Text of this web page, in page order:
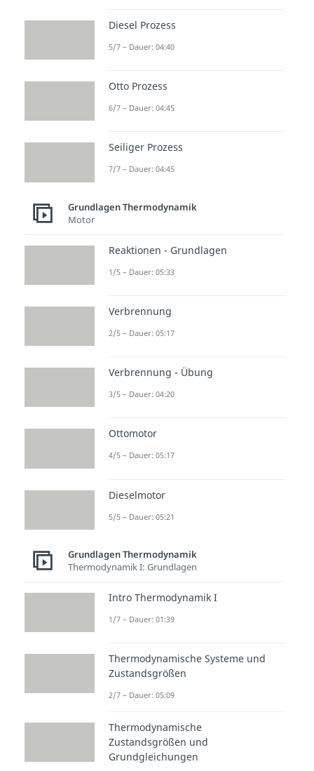
Diesel Prozess
5/7 – Dauer: 04:40
Otto Prozess
6/7 – Dauer: 04:45
Seiliger Prozess
7/7 – Dauer: 04:45
Grundlagen Thermodynamik
Motor
Reaktionen - Grundlagen
1/5 – Dauer: 05:33
Verbrennung
2/5 – Dauer: 05:17
Verbrennung - Übung
3/5 – Dauer: 04:20
Ottomotor
4/5 – Dauer: 05:17
Dieselmotor
5/5 – Dauer: 05:21
Grundlagen Thermodynamik
Thermodynamik I: Grundlagen
Intro Thermodynamik I
1/7 – Dauer: 01:39
Thermodynamische Systeme und
Zustandsgrößen
2/7 – Dauer: 05:09
Thermodynamische
Zustandsgrößen und
Grundgleichungen